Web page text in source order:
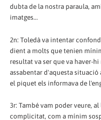
dubta de la nostra paraula,
imatges...
2n: Toledà va intentar
dient a molts que tenien
resultat va ser que va haver-
assabentar d'aquesta
el piquet els informava de
3r: També vam poder veure,
complicitat, com a mínim